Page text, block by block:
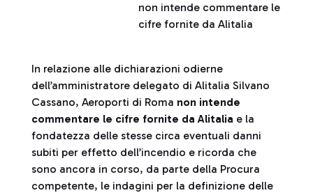
non intende commentare le
cifre fornite da Alitalia
In relazione alle dichiarazioni odierne
dell’amministratore delegato di Alitalia Silvano
Cassano, Aeroporti di Roma non intende
commentare le cifre fornite da Alitalia e la
fondatezza delle stesse circa eventuali danni
subiti per effetto dell’incendio e ricorda che
sono ancora in corso, da parte della Procura
competente, le indagini per la definizione delle